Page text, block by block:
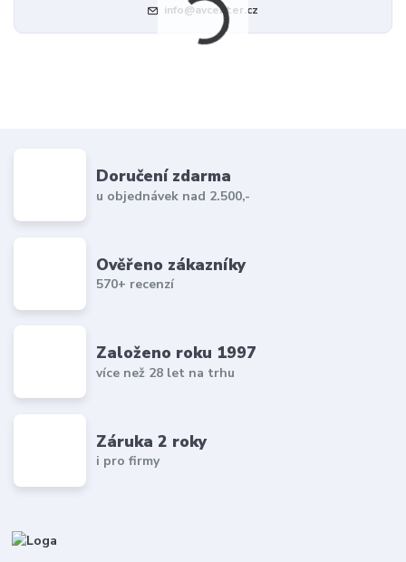
info@avcenter.cz
Doručení zdarma
u objednávek nad 2.500,-
Ověřeno zákazníky
570+ recenzí
Založeno roku 1997
více než 28 let na trhu
Záruka 2 roky
i pro firmy